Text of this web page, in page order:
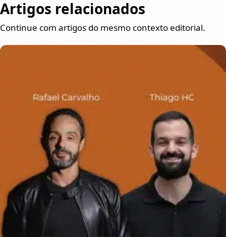
Artigos relacionados
Continue com artigos do mesmo contexto editorial.